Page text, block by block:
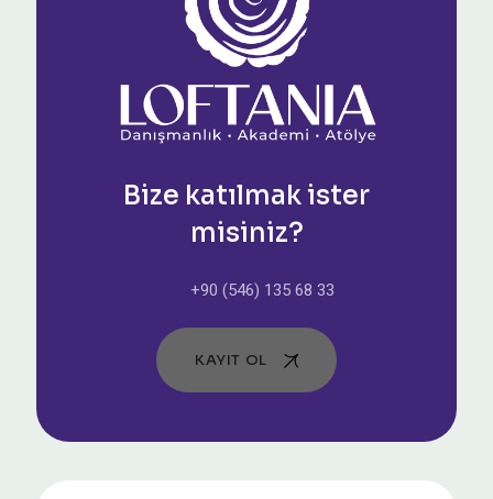
Bize katılmak ister
misiniz?
+90 (546) 135 68 33
KAYIT OL